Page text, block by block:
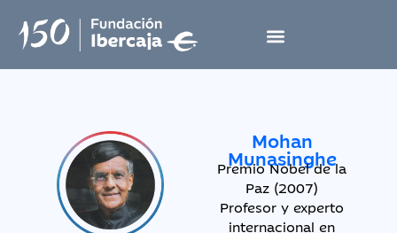
Mohan
Munasinghe
Premio Nobel de la
Paz (2007)
Profesor y experto
internacional en